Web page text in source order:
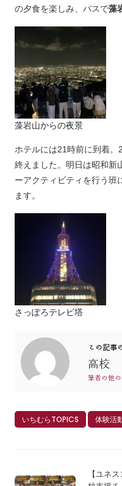
の夕食を楽しみ、バスで藻
藻岩山からの夜景
ホテルには21時前に到着。
終えました。明日は昭和新
ーアクティビティを行う班
ます。
さっぽろテレビ塔
この記事
高校
筆者の他
いちむらTOPICS 体験活
【ユネ